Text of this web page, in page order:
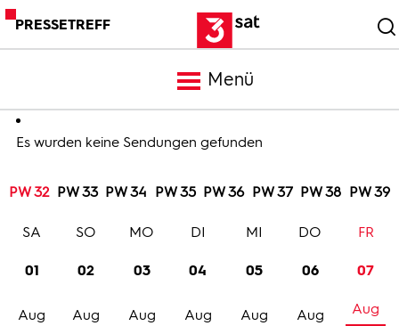
PRESSETREFF
Menü
Meldungen
Programm
Trailer
Es wurden keine Sendungen gefunden
PW 32 PW 33 PW 34 PW 35 PW 36 PW 37 PW 38 PW 39
01
Aug
SA
02
Aug
SO
03
Aug
MO
04
Aug
DI
05
Aug
MI
06
Aug
DO
07
Aug
FR